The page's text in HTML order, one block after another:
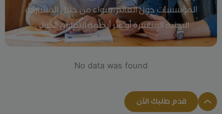
المؤسسات حول العالم، سواء من خلال المشاركة
البحثية المباشرة أو عبر أنظمة التعاون الدولي.
No data was found
قدم طلبك الآن